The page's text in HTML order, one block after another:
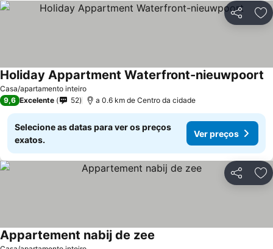
Partilhar
Casa/apartamento inteiro
Holiday Appartment Waterfront-nieuwpoort
9,6 Excelente 52 a 0.6 km de Centro da cidade
Selecione as datas para ver os preços
exatos.
Ver preços
Partilhar
Appartement nabij de zee